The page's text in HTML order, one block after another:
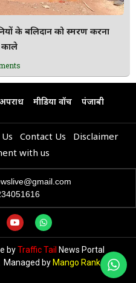
के बलिदान को स्मरण करना
काले
अपराध मीडिया वॉच पंजाबी
Contact Us
Disclaimer
with us
byTraffic Tail News Portal
Managed by Mango Rank